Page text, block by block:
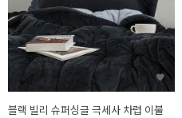
블랙 빌리 슈퍼싱글 극세사 차렵 이불